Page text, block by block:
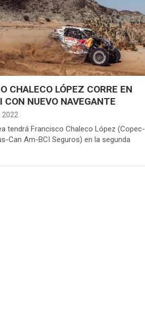
CHALECO LÓPEZ CORRE EN
CON NUEVO NAVEGANTE
2022
tendrá Francisco Chaleco López (Copec-
Can Am-BCI Seguros) en la segunda